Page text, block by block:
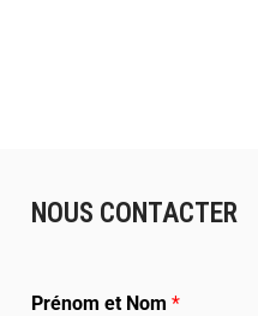
NOUS CONTACTER
Prénom et Nom *